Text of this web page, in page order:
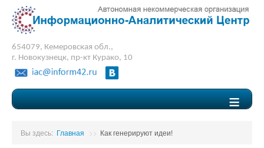
654079, Кемеровская обл.,
г. Новокузнецк, пр-кт Курако, 10
≡
Вы здесь: Главная >> Как генерируют идеи!